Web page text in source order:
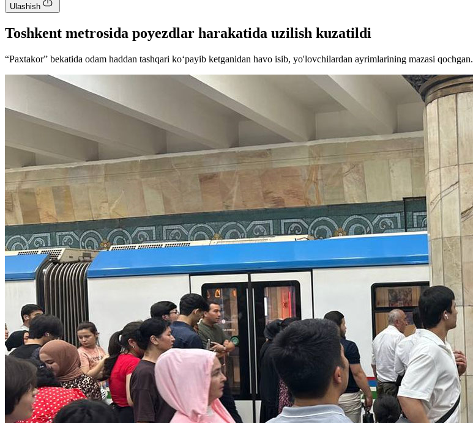
Ulashish
Toshkent metrosida poyezdlar harakatida uzilish kuzatildi
“Paxtakor” bekatida odam haddan tashqari ko‘payib ketganidan havo isib, yo'lovchilardan ayrimlarining mazasi qochgan.